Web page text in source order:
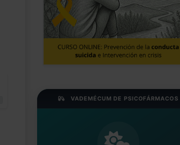
VADEMÉCUM DE PSICOFÁRMACOS